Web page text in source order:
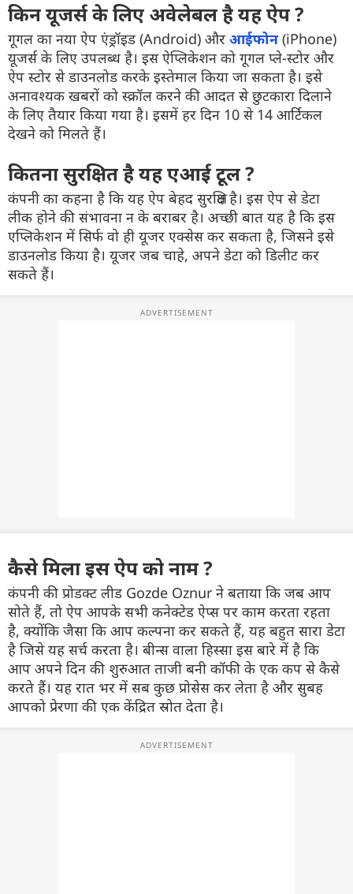
किन यूजर्स के लिए अवेलेबल है यह ऐप ?
गूगल का नया ऐप एंड्रॉइड (Android) और आईफोन (iPhone)
यूजर्स के लिए उपलब्ध है। इस ऐप्लिकेशन को गूगल प्ले-स्टोर और
ऐप स्टोर से डाउनलोड करके इस्तेमाल किया जा सकता है। इसे
अनावश्यक खबरों को स्क्रॉल करने की आदत से छुटकारा दिलाने
के लिए तैयार किया गया है। इसमें हर दिन 10 से 14 आर्टिकल
देखने को मिलते हैं।
कितना सुरक्षित है यह एआई टूल ?
कंपनी का कहना है कि यह ऐप बेहद सुरक्षित है। इस ऐप से डेटा
लीक होने की संभावना न के बराबर है। अच्छी बात यह है कि इस
एप्लिकेशन में सिर्फ वो ही यूजर एक्सेस कर सकता है, जिसने इसे
डाउनलोड किया है। यूजर जब चाहे, अपने डेटा को डिलीट कर
सकते हैं।
कैसे मिला इस ऐप को नाम ?
कंपनी की प्रोडक्ट लीड Gozde Oznur ने बताया कि जब आप
सोते हैं, तो ऐप आपके सभी कनेक्टेड ऐप्स पर काम करता रहता
है, क्योंकि जैसा कि आप कल्पना कर सकते हैं, यह बहुत सारा डेटा
है जिसे यह सर्च करता है। बीन्स वाला हिस्सा इस बारे में है कि
आप अपने दिन की शुरुआत ताजी बनी कॉफी के एक कप से कैसे
करते हैं। यह रात भर में सब कुछ प्रोसेस कर लेता है और सुबह
आपको प्रेरणा की एक केंद्रित स्रोत देता है।